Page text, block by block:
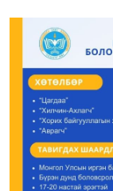
БЭРХ БИШ
2026-07-31